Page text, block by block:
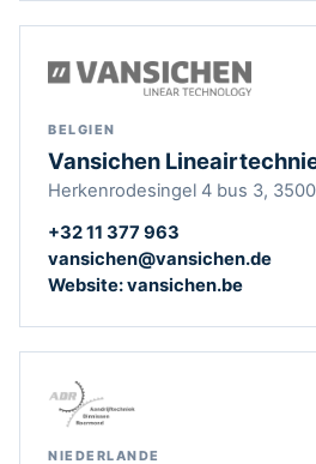
BELGIEN
Vansichen
Herkenrodesingel 4 bus 3,
+32 11 377 963
vansichen@vansichen.de
Website: vansichen.be
NIEDERLANDE